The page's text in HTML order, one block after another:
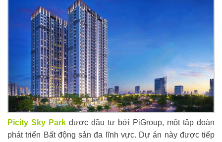
Picity Sky Park được đầu tư bởi PiGroup, một tập đoàn
phát triển Bất động sản đa lĩnh vực. Dự án này được tiếp